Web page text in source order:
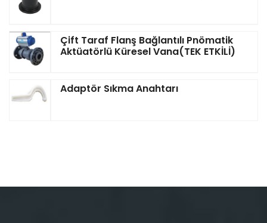
Çift Taraf Flanş Bağlantılı Pnömatik
Aktüatörlü Küresel Vana(TEK ETKİLİ)
Adaptör Sıkma Anahtarı